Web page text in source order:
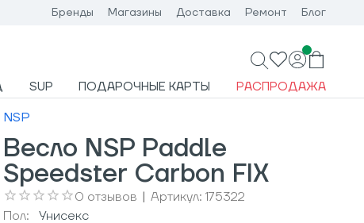
Бренды Магазины Доставка Ремонт Блог
SUP ПОДАРОЧНЫЕ КАРТЫ РАСПРОДАЖА
NSP
Весло NSP Paddle
Speedster Carbon FIX
0 отзывов | Артикул: 175322
Пол:
Унисекс